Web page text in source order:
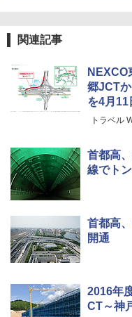
関連記事
NEXCO
郷JCT
を4月11
トラベル
首都高
線でト
首都高
開通
2016年
CT～神